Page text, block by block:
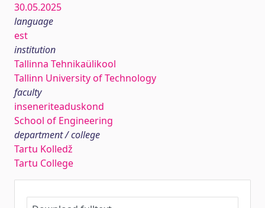
30.05.2025
language
est
institution
Tallinna Tehnikaülikool
Tallinn University of Technology
faculty
inseneriteaduskond
School of Engineering
department / college
Tartu Kolledž
Tartu College